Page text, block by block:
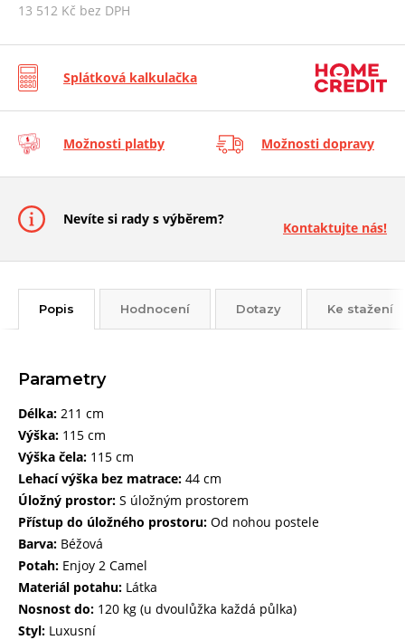
13 512 Kč bez DPH
Splátková kalkulačka
Možnosti platby Možnosti dopravy
Nevíte si rady s výběrem?
Kontaktujte nás!
Popis Hodnocení Dotazy Ke stažení
Parametry
Délka: 211 cm
Výška: 115 cm
Výška čela: 115 cm
Lehací výška bez matrace: 44 cm
Úložný prostor: S úložným prostorem
Přístup do úložného prostoru: Od nohou postele
Barva: Béžová
Potah: Enjoy 2 Camel
Materiál potahu: Látka
Nosnost do: 120 kg (u dvoulůžka každá půlka)
Styl: Luxusní